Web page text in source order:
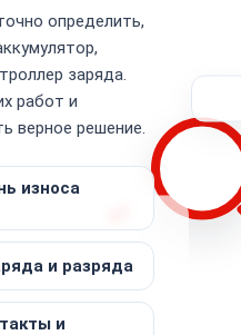
определить,
заряда.
работ и
верное решение.
износа
и разряда
и